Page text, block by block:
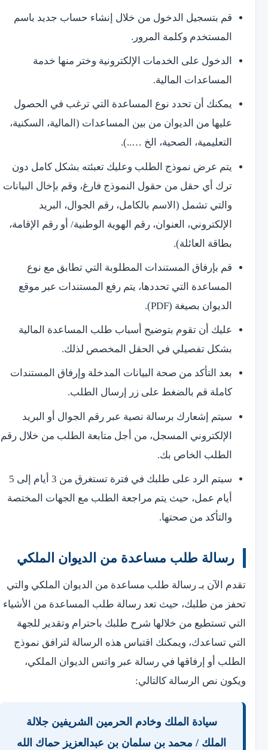
قم بتسجيل الدخول من خلال إنشاء حساب جديد باسم
المستخدم وكلمة المرور.
الدخول على الخدمات الإلكترونية وختر منها خدمة
المساعدات المالية.
يمكنك أن تحدد نوع المساعدة التي ترغب في الحصول
عليها من الديوان من بين المساعدات (المالية، السكنية،
التعليمية، الصحية، الخ …..).
يتم عرض نموذج الطلب وعليك تعبئته بشكل كامل دون
ترك أي حقل من حقول النموذج فارغ، وقم بإخال البيانات
والتي تشمل (الاسم بالكامل، رقم الجوال، البريد
الإلكتروني، العنوان، رقم الهوية الوطنية/ أو رقم الإقامة،
بطاقة العائلة).
قم بإرفاق المستندات المطلوبة التي تطابق مع نوع
المساعدة التي تحددها، يتم رفع المستندات عبر موقع
الديوان بصيغة (PDF).
عليك أن تقوم بتوضيح أسباب طلب المساعدة المالية
بشكل تفصيلي في الحقل المخصص لذلك.
بعد التأكد من صحة البيانات المدخلة وإرفاق المستندات
كاملة قم بالضغط على زر إرسال الطلب.
سيتم إشعارك برسالة نصية عبر رقم الجوال أو البريد
الإلكتروني المسجل، من أجل متابعة الطلب من خلال رقم
الطلب الخاص بك.
سيتم الرد على طلبك في فترة تستغرق من 3 أيام إلى 5
أيام عمل، حيث يتم مراجعة الطلب مع الجهات المختصة
والتأكد من صحتها.
رسالة طلب مساعدة من الديوان الملكي
تقدم الآن بـ رسالة طلب مساعدة من الديوان الملكي والتي
تحفز من طلبك، حيث تعد رسالة طلب المساعدة من الأشياء
التي تستطيع من خلالها شرح طلبك باحترام وتقدير للجهة
التي تساعدك، ويمكنك اقتباس هذه الرسالة لترافق نموذج
الطلب أو إرفاقها في رسالة عبر واتس الديوان الملكي،
ويكون نص الرسالة كالتالي:
سيادة الملك وخادم الحرمين الشريفين جلالة
الملك / محمد بن سلمان بن عبدالعزيز حماك الله